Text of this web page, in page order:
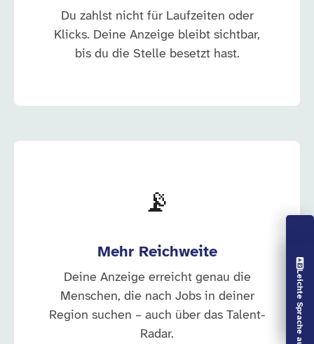
Vorlesen aus
Leichte Sprache aus
Du zahlst nicht für Laufzeiten oder
Klicks. Deine Anzeige bleibt sichtbar,
bis du die Stelle besetzt hast.
📡
Mehr Reichweite
Deine Anzeige erreicht genau die
Menschen, die nach Jobs in deiner
Region suchen – auch über das Talent-
Radar.